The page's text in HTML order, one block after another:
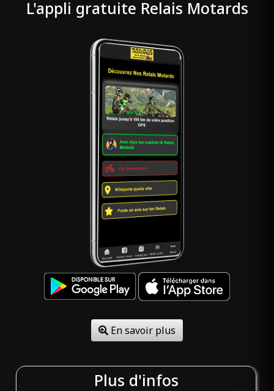
L'appli gratuite Relais Motards
En savoir plus
Plus d'infos